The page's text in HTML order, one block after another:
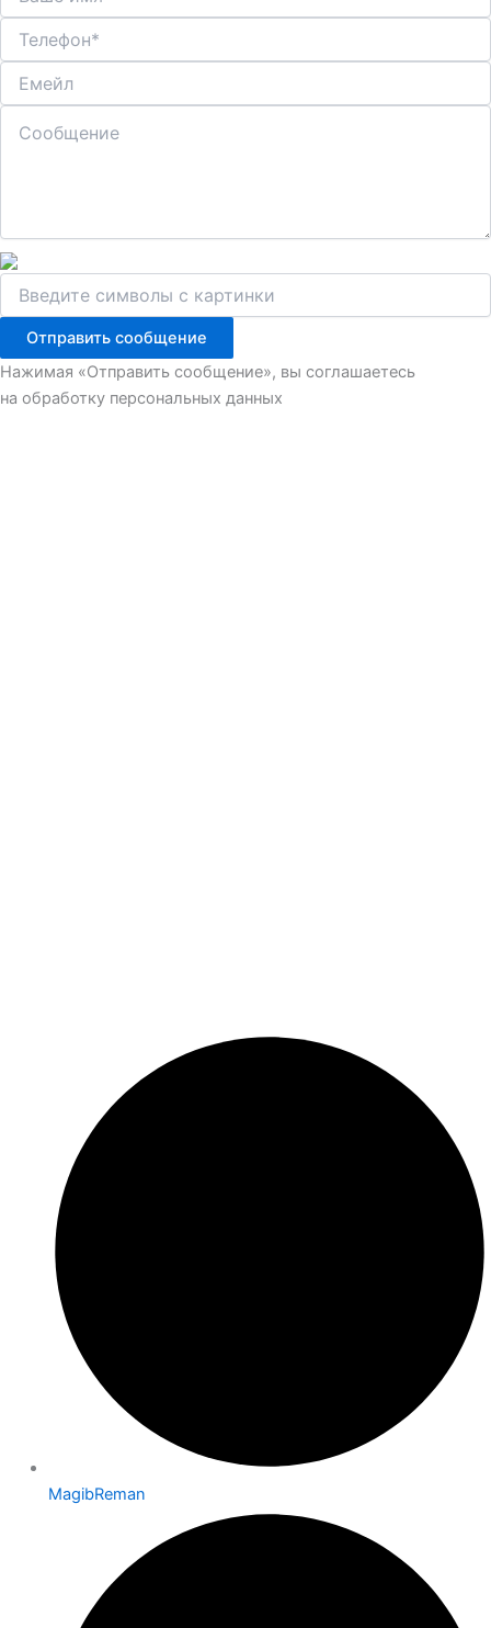
Отправить сообщение
Нажимая «Отправить сообщение», вы соглашаетесь
на обработку персональных данных
MagibReman